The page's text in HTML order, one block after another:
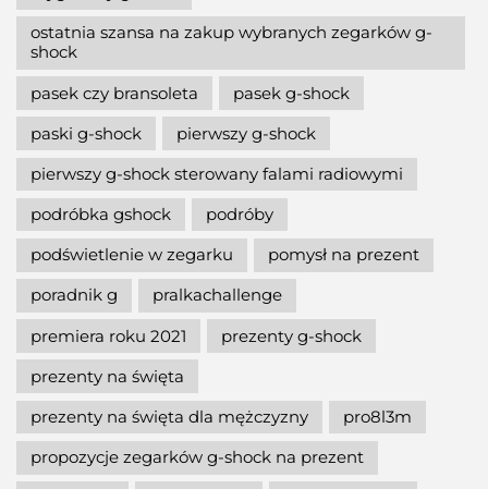
ostatnia szansa na zakup wybranych zegarków g-
shock
pasek czy bransoleta
pasek g-shock
paski g-shock
pierwszy g-shock
pierwszy g-shock sterowany falami radiowymi
podróbka gshock
podróby
podświetlenie w zegarku
pomysł na prezent
poradnik g
pralkachallenge
premiera roku 2021
prezenty g-shock
prezenty na święta
prezenty na święta dla mężczyzny
pro8l3m
propozycje zegarków g-shock na prezent